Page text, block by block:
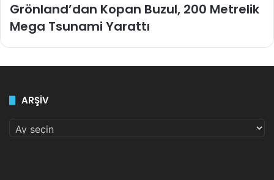
Grönland’dan Kopan Buzul, 200 Metrelik
Mega Tsunami Yarattı
ARŞİV
ARŞİV